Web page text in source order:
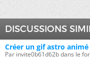
DISCUSSIONS
Créer un gif astro animé
Par invite0b61d62b dans le